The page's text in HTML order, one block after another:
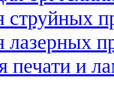
струйных
лазерных
печати и